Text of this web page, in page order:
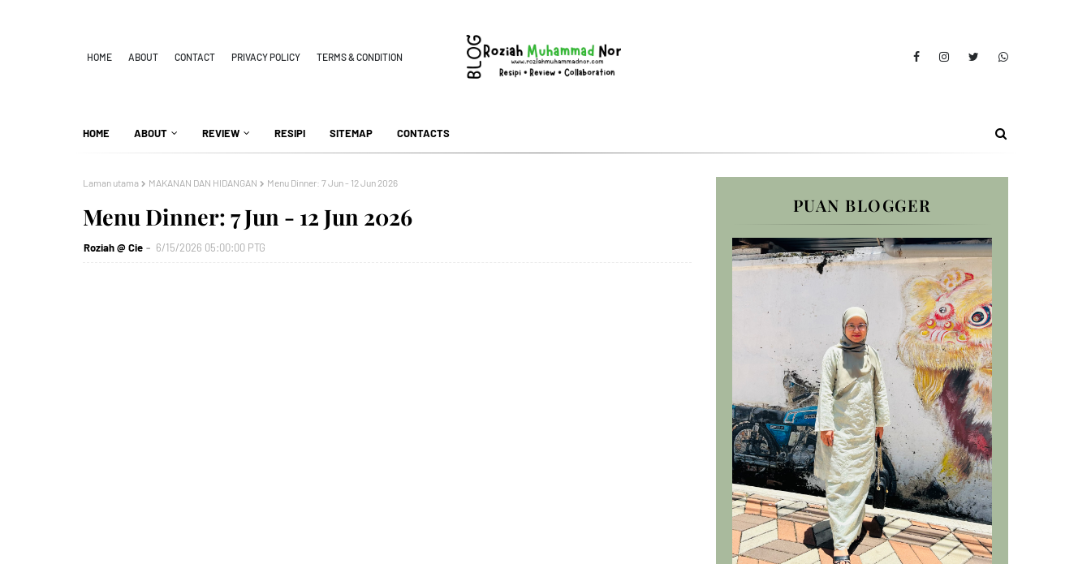
HOME ABOUT CONTACT PRIVACY POLICY TERMS & CONDITION
HOME ABOUT REVIEW RESIPI SITEMAP CONTACTS
Laman utama MAKANAN DAN HIDANGAN Menu Dinner: 7 Jun - 12 Jun 2026
Menu Dinner: 7 Jun - 12 Jun 2026
Roziah @ Cie 6/15/2026 05:00:00 PTG
PUAN BLOGGER